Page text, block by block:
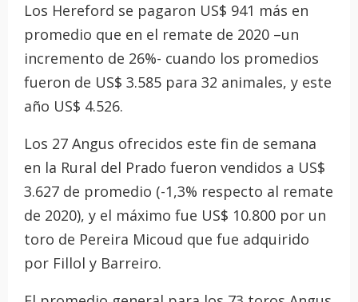
Los Hereford se pagaron US$ 941 más en
promedio que en el remate de 2020 –un
incremento de 26%- cuando los promedios
fueron de US$ 3.585 para 32 animales, y este
año US$ 4.526.
Los 27 Angus ofrecidos este fin de semana
en la Rural del Prado fueron vendidos a US$
3.627 de promedio (-1,3% respecto al remate
de 2020), y el máximo fue US$ 10.800 por un
toro de Pereira Micoud que fue adquirido
por Fillol y Barreiro.